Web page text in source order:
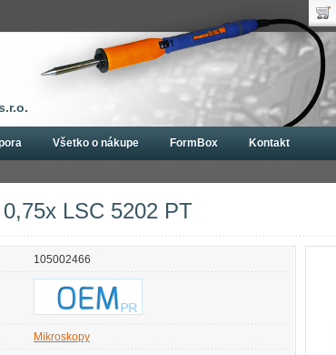
LSC 5202 PT
105002466
Mikroskopy
Všetko o nákupe FormBox Kontakt